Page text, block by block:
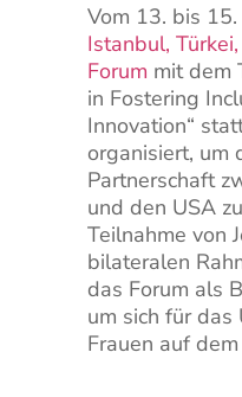
Vom 13. bis
Istanbul,
Forum mit dem
in Fostering
Innovation“
organisiert, um
Partnerschaft
und den USA
Teilnahme von
bilateralen
das Forum als
um sich für das
Frauen auf